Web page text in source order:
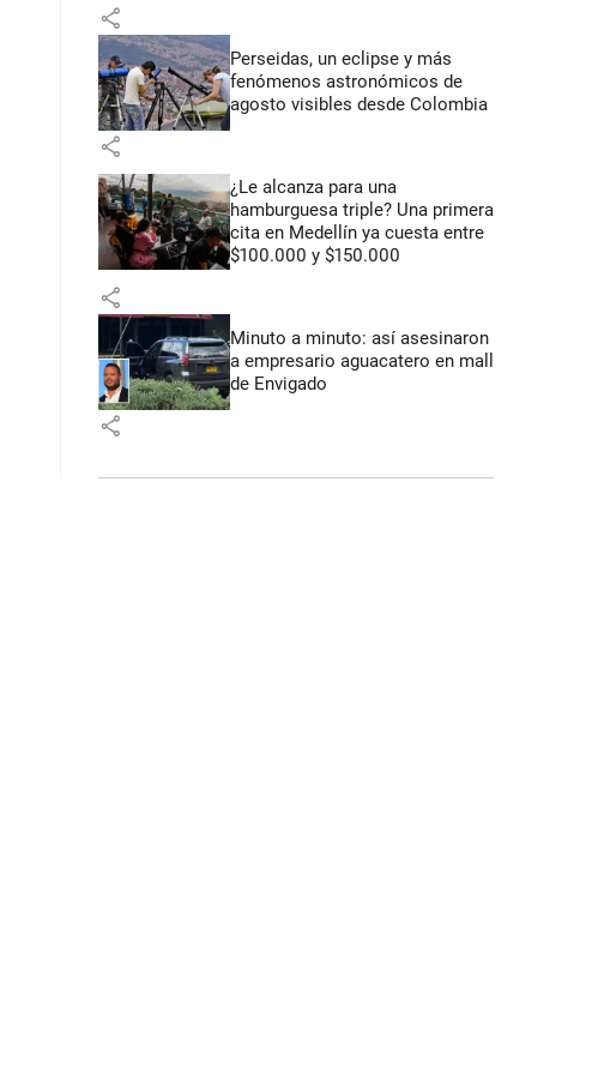
share
Perseidas, un eclipse y más
fenómenos astronómicos de
agosto visibles desde Colombia
share
¿Le alcanza para una
hamburguesa triple? Una primera
cita en Medellín ya cuesta entre
$100.000 y $150.000
share
Minuto a minuto: así asesinaron
a empresario aguacatero en mall
de Envigado
share